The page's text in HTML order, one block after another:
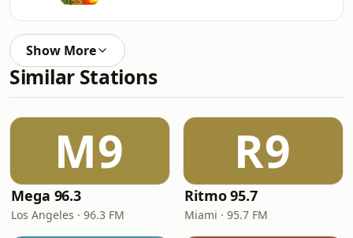
Show More
Similar Stations
M9
Mega 96.3
Los Angeles · 96.3 FM
R9
Ritmo 95.7
Miami · 95.7 FM